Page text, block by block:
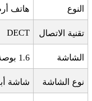
النوع هاتف
تقنية الاتصال DECT
الشاشة 1.6
نوع الشاشة شاشة أبجدية